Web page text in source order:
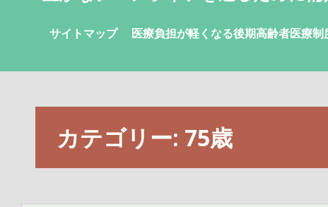
サイトマップ 医療負担が軽くなる後期高齢者医療制
カテゴリー: 75歳